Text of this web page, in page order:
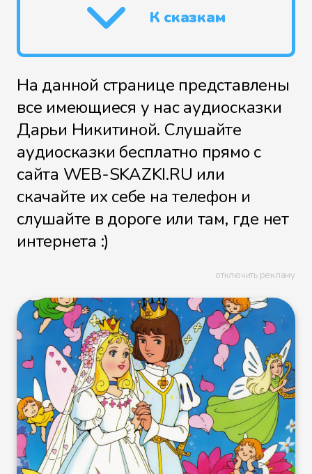
К сказкам
На данной странице представлены
все имеющиеся у нас аудиосказки
Дарьи Никитиной. Слушайте
аудиосказки бесплатно прямо с
сайта WEB-SKAZKI.RU или
скачайте их себе на телефон и
слушайте в дороге или там, где нет
интернета :)
отключить рекламу